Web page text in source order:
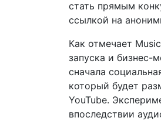
стать прямым
ссылкой на
Как отмечает
запуска и бизнес-
сначала
который будет
YouTube.
впоследствии